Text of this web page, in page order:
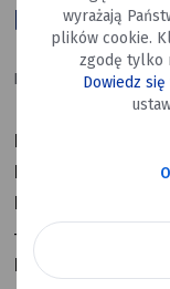
państwa
Data utworzenia:
Na
Bytniewski –
Przewodniczący
– Prezes
Komunalnej
wyrażają
plików cookie.
zgodę tylko
Dowiedz się